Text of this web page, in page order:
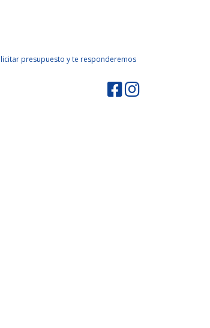
presupuesto y te responderemos